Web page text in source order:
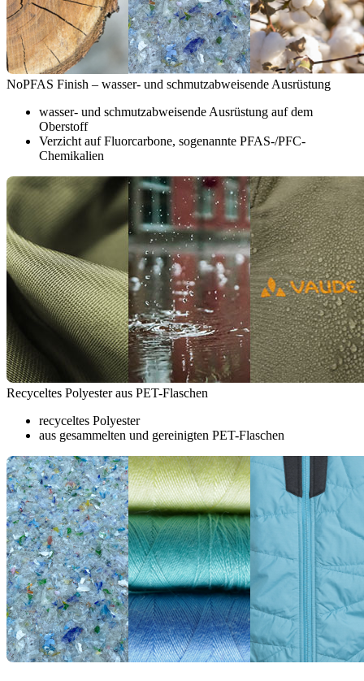
NoPFAS Finish – wasser- und schmutzabweisende Ausrüstung
wasser- und schmutzabweisende Ausrüstung auf dem
Oberstoff
Verzicht auf Fluorcarbone, sogenannte PFAS-/PFC-
Chemikalien
Recyceltes Polyester aus PET-Flaschen
recyceltes Polyester
aus gesammelten und gereinigten PET-Flaschen